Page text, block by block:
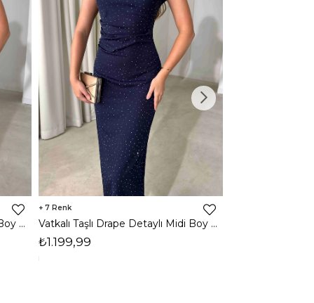
Vatkalı Taşlı Drape Detaylı Midi Boy Kahverengi Jesep Kadın Elbise 26Y282
7
Vatkalı Taşlı Drape Detaylı Midi Boy Lacivert Jesep Kadın Elbise 26Y282
₺1.199,99